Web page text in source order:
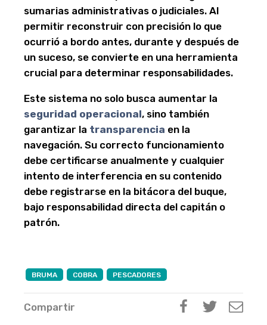
sumarias administrativas o judiciales. Al
permitir reconstruir con precisión lo que
ocurrió a bordo antes, durante y después de
un suceso, se convierte en una herramienta
crucial para determinar responsabilidades.
Este sistema no solo busca aumentar la
seguridad operacional, sino también
garantizar la transparencia en la
navegación. Su correcto funcionamiento
debe certificarse anualmente y cualquier
intento de interferencia en su contenido
debe registrarse en la bitácora del buque,
bajo responsabilidad directa del capitán o
patrón.
BRUMA COBRA PESCADORES
Compartir